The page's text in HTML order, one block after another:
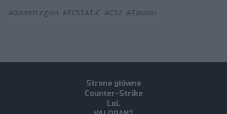
#GamerLegion #ECSTATIC #CS2 #Tauson
Strona główna
Counter-Strike
LoL